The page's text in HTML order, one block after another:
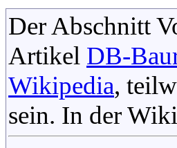
Der Abschnitt
Artikel DB-
Wikipedia,
sein. In der